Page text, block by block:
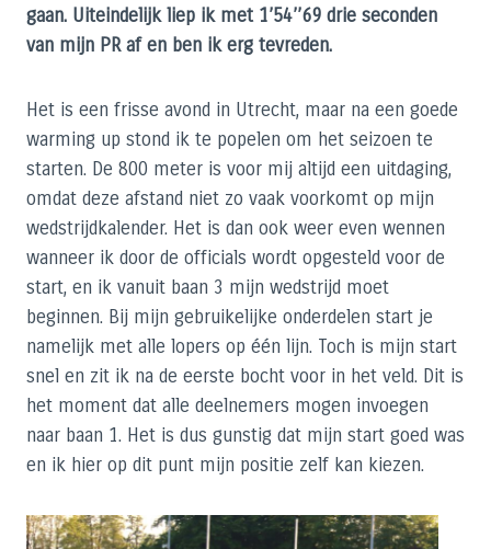
gaan. Uiteindelijk liep ik met 1’54’’69 drie seconden
van mijn PR af en ben ik erg tevreden.
Het is een frisse avond in Utrecht, maar na een goede
warming up stond ik te popelen om het seizoen te
starten. De 800 meter is voor mij altijd een uitdaging,
omdat deze afstand niet zo vaak voorkomt op mijn
wedstrijdkalender. Het is dan ook weer even wennen
wanneer ik door de officials wordt opgesteld voor de
start, en ik vanuit baan 3 mijn wedstrijd moet
beginnen. Bij mijn gebruikelijke onderdelen start je
namelijk met alle lopers op één lijn. Toch is mijn start
snel en zit ik na de eerste bocht voor in het veld. Dit is
het moment dat alle deelnemers mogen invoegen
naar baan 1. Het is dus gunstig dat mijn start goed was
en ik hier op dit punt mijn positie zelf kan kiezen.